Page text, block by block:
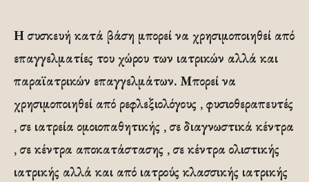
Η συσκευή κατά βάση μπορεί να χρησιμοποιηθεί από
επαγγελματίες του χώρου των ιατρικών αλλά και
παραϊατρικών επαγγελμάτων. Μπορεί να
χρησιμοποιηθεί από ρεφλεξιολόγους , φυσιοθεραπευτές
, σε ιατρεία ομοιοπαθητικής , σε διαγνωστικά κέντρα
, σε κέντρα αποκατάστασης , σε κέντρα ολιστικής
ιατρικής αλλά και από ιατρούς κλασσικής ιατρικής